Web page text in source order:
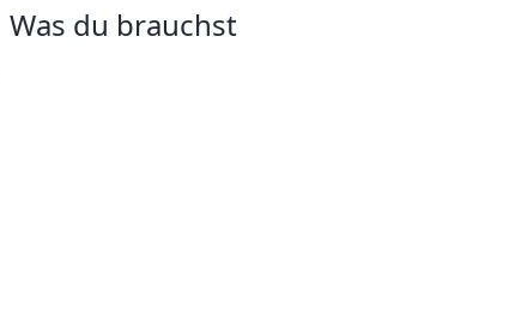
Was du brauchst